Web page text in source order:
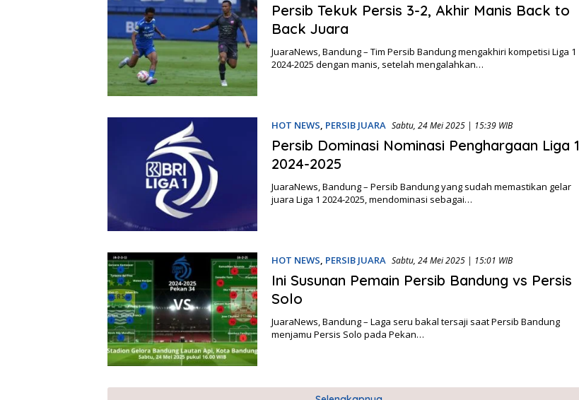
Persib Tekuk Persis 3-2, Akhir Manis Back to
Back Juara
JuaraNews, Bandung – Tim Persib Bandung mengakhiri kompetisi Liga 1
2024-2025 dengan manis, setelah mengalahkan…
HOT NEWS, PERSIB JUARA Sabtu, 24 Mei 2025 | 15:39 WIB
Persib Dominasi Nominasi Penghargaan Liga 1
2024-2025
JuaraNews, Bandung – Persib Bandung yang sudah memastikan gelar
juara Liga 1 2024-2025, mendominasi sebagai…
HOT NEWS, PERSIB JUARA Sabtu, 24 Mei 2025 | 15:01 WIB
Ini Susunan Pemain Persib Bandung vs Persis
Solo
JuaraNews, Bandung – Laga seru bakal tersaji saat Persib Bandung
menjamu Persis Solo pada Pekan…